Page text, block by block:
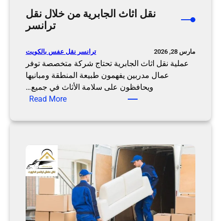
|
ت
ا
س
ت
ب
ا
س
ط
ة
ن
ا
ن
س
ر
نقل اثاث الجابرية من خلال نقل
ترانسر
مارس 28, 2026 ترانسر نقل عفس بالكويت
عملية نقل اثاث الجابرية تحتاج شركة متخصصة توفر
عمال مدربين يفهمون طبيعة المنطقة ومبانيها
ويحافظون على سلامة الأثاث في جميع…
Read More
:
ق
ا
ل
ج